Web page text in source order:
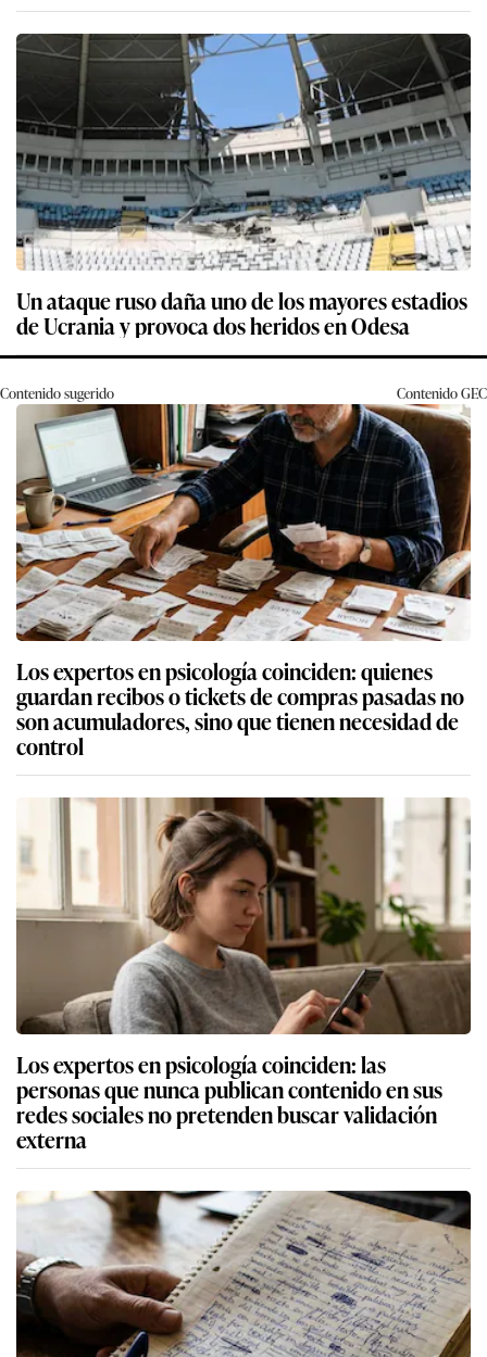
Un ataque ruso daña uno de los mayores estadios
de Ucrania y provoca dos heridos en Odesa
Contenido sugerido ContenidoGEC
Los expertos en psicología coinciden: quienes
guardan recibos o tickets de compras pasadas no
son acumuladores, sino que tienen necesidad de
control
Los expertos en psicología coinciden: las
personas que nunca publican contenido en sus
redes sociales no pretenden buscar validación
externa